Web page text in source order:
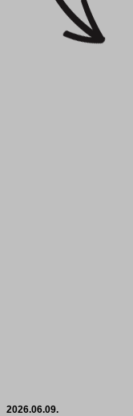
2026.06.09.